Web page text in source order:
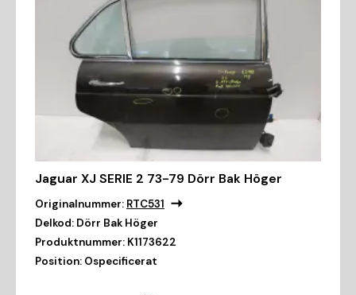
Jaguar XJ SERIE 2 73-79 Dörr Bak Höger
Originalnummer: RTC531
Delkod: Dörr Bak Höger
Produktnummer: K1173622
Position: Ospecificerat